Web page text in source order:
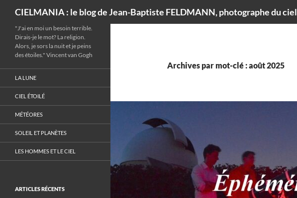
CIELMANIA : le blog de Jean-Baptiste FELDMANN, photographe du ciel
Archives par mot-clé : août 2025
"J'ai en moi un besoin terrible.
Dirais-je le mot? La religion.
Alors, je sors la nuit et je peins
des étoiles." Vincent van Gogh
LA LUNE
CIEL ÉTOILÉ
MÉTÉORES
SOLEIL ET PLANÈTES
LES HOMMES ET LE CIEL
ARTICLES RÉCENTS